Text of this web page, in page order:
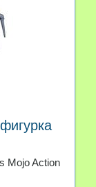
Mojo Action